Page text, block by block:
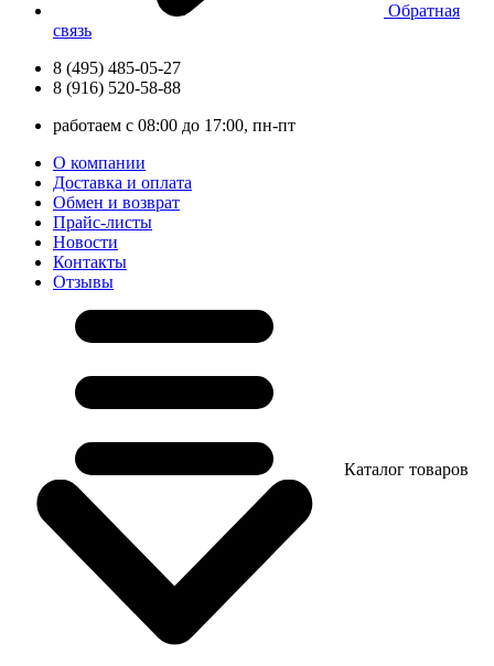
Обратная
связь
8 (495) 485-05-27
8 (916) 520-58-88
работаем с 08:00 до 17:00, пн-пт
О компании
Доставка и оплата
Обмен и возврат
Прайс-листы
Новости
Контакты
Отзывы
Каталог товаров